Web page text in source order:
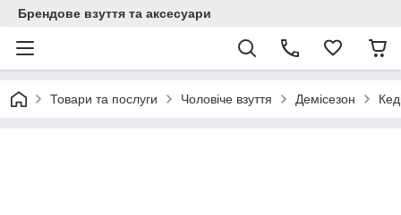
Брендове взуття та аксесуари
Товари та послуги Чоловіче взуття Демісезон